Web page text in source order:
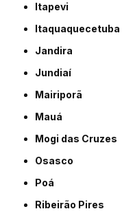
Itapevi
Itaquaquecetuba
Jandira
Jundiaí
Mairiporã
Mauá
Mogi das Cruzes
Osasco
Poá
Ribeirão Pires